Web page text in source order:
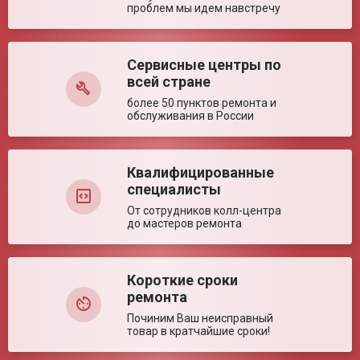
бренду. У кого болеют дети часто - рекомендую!
Дата: 30 марта 2020
Артем Бурцев
Комментарий:
Две лампы делают этот рециркулятор подходящим для
для любых мест, где можно подцепить вирус. В нашем
офисе 8 рабочих мест, по размерам помещения консультант
предложил эту модель. Сотрудники, я и наши семьи под
защитой) Берите, если не нужны навороты. В этом
рециркуляторе есть механический таймер отключения.
Харитонов Антон
Комментарий:
Искал вариант для торгового зала, боремся с плесенью и,
что сегодня популярно, с вирусом. Давно покупаю на
Доброте, цены, обслуживание и персонал всегда радуют.
Порекомендовали несколько моделей, выбрал этот, простой
и не слишком дорого. Спасибо любимому магазину, как
проблем мы идем навстречу
Сервисные центры по
всей стране
более 50 пунктов ремонта и
обслуживания в России
Квалифицированные
специалисты
От сотрудников колл-центра
до мастеров ремонта
Короткие сроки
ремонта
Починим Ваш неисправный
товар в кратчайшие сроки!